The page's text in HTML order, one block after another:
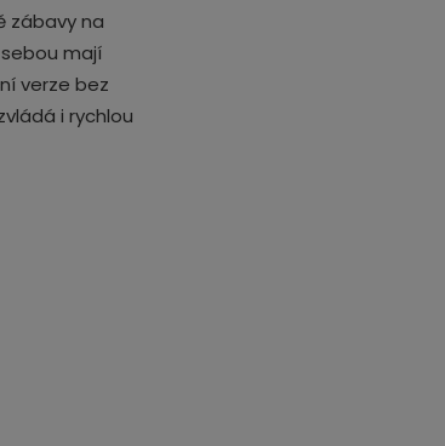
zábavy na
mají
verze bez
i rychlou